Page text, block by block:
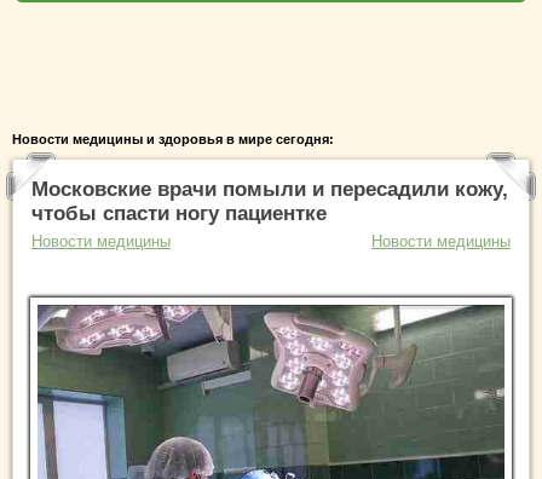
Новости медицины и здоровья в мире сегодня:
Московские врачи помыли и пересадили кожу,
чтобы спасти ногу пациентке
Новости медицины Новости медицины